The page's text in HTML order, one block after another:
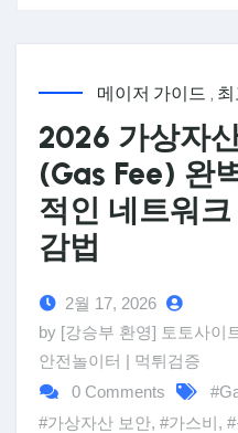
메이저 가이드 ,
2026 가상자
(Gas Fee) 완
적인 네트워
감법
2월 17, 2026
by [강승부 환영] 토토사이
안전놀이터 | 먹튀검증
0 Comments
#가상자산 보안, #가스비,